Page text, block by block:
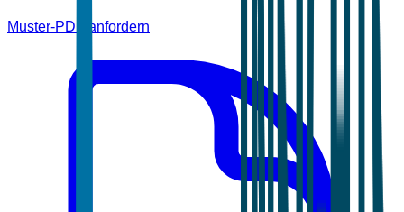
Muster-PDF anfordern